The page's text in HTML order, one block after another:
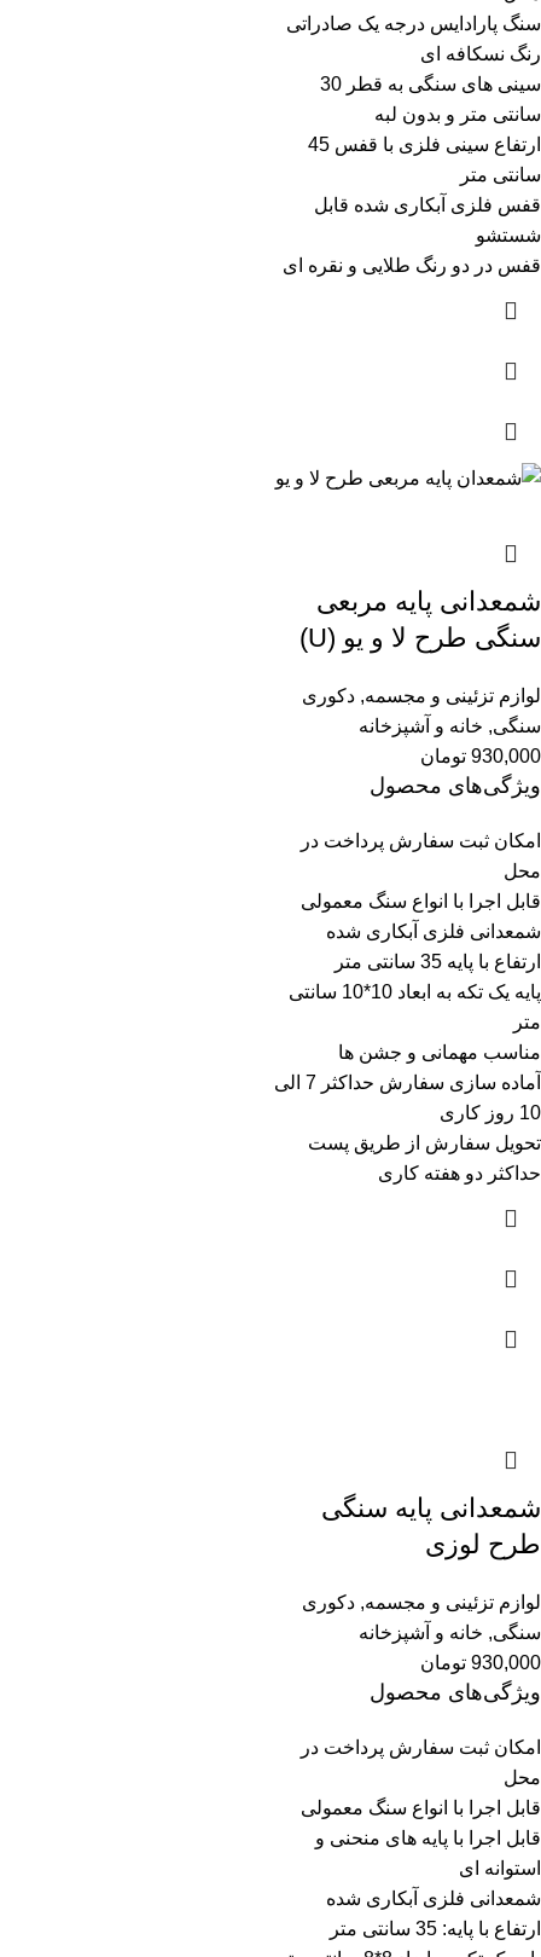
سنگ پارادایس درجه یک صادراتی
رنگ نسکافه ای
سینی های سنگی به قطر 30
سانتی متر و بدون لبه
ارتفاع سینی فلزی با قفس 45
سانتی متر
قفس فلزی آبکاری شده قابل
شستشو
قفس در دو رنگ طلایی و نقره ای
شمعدانی پایه مربعی
سنگی طرح لا و یو (U)
لوازم تزئینی و مجسمه, دکوری
سنگی, خانه و آشپزخانه
930,000 تومان
ویژگی‌های محصول
امکان ثبت سفارش پرداخت در
محل
قابل اجرا با انواع سنگ معمولی
شمعدانی فلزی آبکاری شده
ارتفاع با پایه 35 سانتی متر
پایه یک تکه به ابعاد 10*10 سانتی
متر
مناسب مهمانی و جشن ها
آماده سازی سفارش حداکثر 7 الی
10 روز کاری
تحویل سفارش از طریق پست
حداکثر دو هفته کاری
شمعدانی پایه سنگی
طرح لوزی
لوازم تزئینی و مجسمه, دکوری
سنگی, خانه و آشپزخانه
930,000 تومان
ویژگی‌های محصول
امکان ثبت سفارش پرداخت در
محل
قابل اجرا با انواع سنگ معمولی
قابل اجرا با پایه های منحنی و
استوانه ای
شمعدانی فلزی آبکاری شده
ارتفاع با پایه: 35 سانتی متر